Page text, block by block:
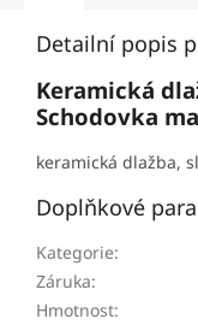
Detailní popis
Keramická
Schodovka
keramická dlažba,
Doplňkové
Kategorie:
Záruka:
Hmotnost: